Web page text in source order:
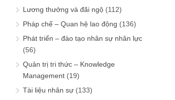
Lương thưởng và đãi ngộ (112)
Pháp chế – Quan hệ lao động (136)
Phát triển – đào tạo nhân sự nhân lực
(56)
Quản trị tri thức – Knowledge
Management (19)
Tài liệu nhân sự (133)